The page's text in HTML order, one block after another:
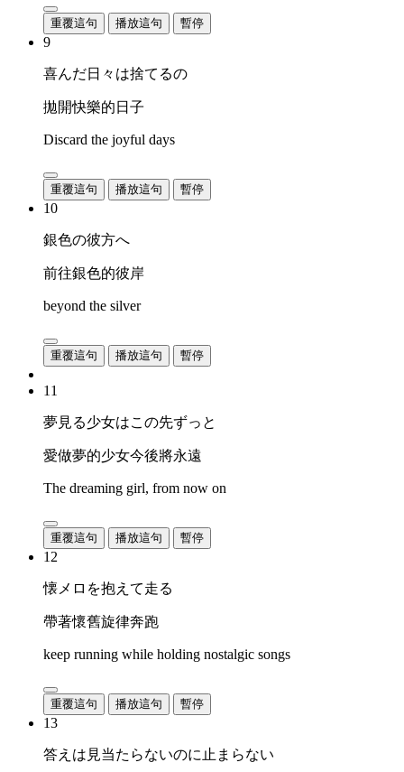
重覆這句 播放這句 暫停
9
喜んだ日々は捨てるの
拋開快樂的日子
Discard the joyful days
重覆這句 播放這句 暫停
10
銀色の彼方へ
前往銀色的彼岸
beyond the silver
重覆這句 播放這句 暫停
11
夢見る少女はこの先ずっと
愛做夢的少女今後將永遠
The dreaming girl, from now on
重覆這句 播放這句 暫停
12
懐メロを抱えて走る
帶著懷舊旋律奔跑
keep running while holding nostalgic songs
重覆這句 播放這句 暫停
13
答えは見当たらないのに止まらない